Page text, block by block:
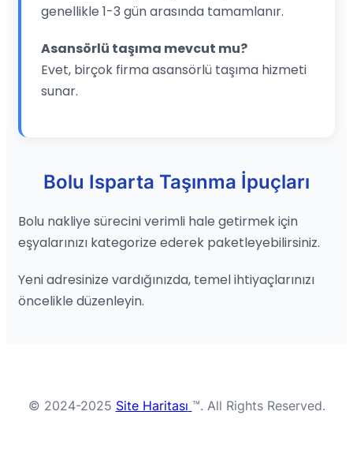
genellikle 1-3 gün arasında tamamlanır.
Asansörlü taşıma mevcut mu?
Evet, birçok firma asansörlü taşıma hizmeti
sunar.
Bolu Isparta Taşınma İpuçları
Bolu nakliye sürecini verimli hale getirmek için
eşyalarınızı kategorize ederek paketleyebilirsiniz.
Yeni adresinize vardığınızda, temel ihtiyaçlarınızı
öncelikle düzenleyin.
© 2024-2025 Site Haritası ™. All Rights Reserved.